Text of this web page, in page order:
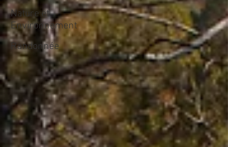
Nature et
Environnement
Randonnée